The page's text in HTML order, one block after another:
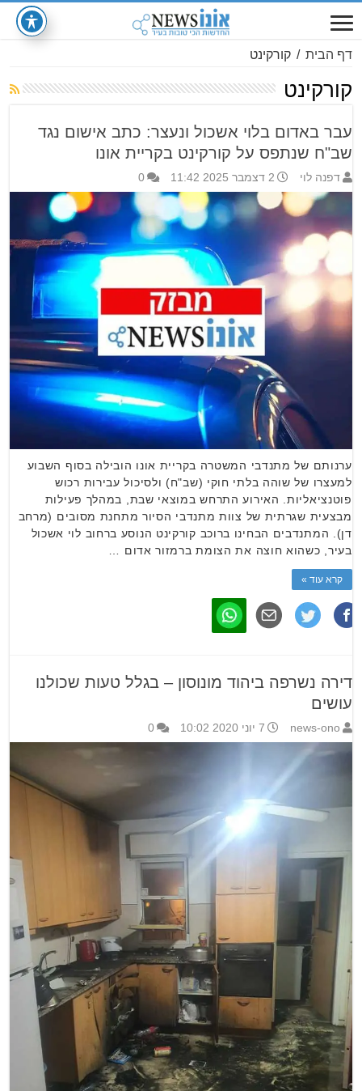
דף הבית / קורקינט
קורקינט
עבר באדום בלוי אשכול ונעצר: כתב אישום נגד
שב"ח שנתפס על קורקינט בקריית אונו
דפנה לוי 2 דצמבר 2025 11:42 0
ערנותם של מתנדבי המשטרה בקריית אונו הובילה בסוף השבוע
למעצרו של שוהה בלתי חוקי (שב"ח) ולסיכול עבירות רכוש
פוטנציאליות. האירוע התרחש במוצאי שבת, במהלך פעילות
מבצעית שגרתית של צוות מתנדבי הסיור מתחנת מסובים (מרחב
דן). המתנדבים הבחינו ברוכב קורקינט הנוסע ברחוב לוי אשכול
בעיר, כשהוא חוצה את הצומת ברמזור אדום …
קרא עוד »
דירה נשרפה ביהוד מונוסון – בגלל טעות שכולנו
עושים
news-ono 7 יוני 2020 10:02 0